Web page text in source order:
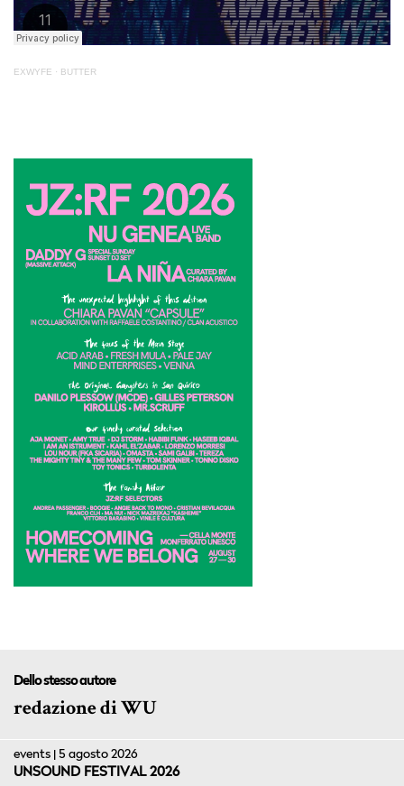
EXWYFE · BUTTER
Dello stesso autore
redazione di WU
events | 5 agosto 2026
UNSOUND FESTIVAL 2026